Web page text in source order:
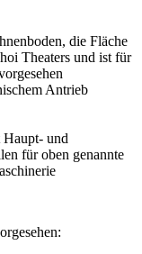
die Fläche
Theaters und ist für
Antrieb
und
für oben genannte